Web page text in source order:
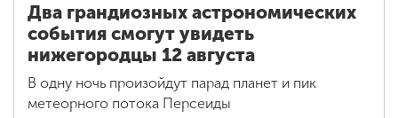
Два грандиозных астрономических
события смогут увидеть
нижегородцы 12 августа
В одну ночь произойдут парад планет и пик
метеорного потока Персеиды